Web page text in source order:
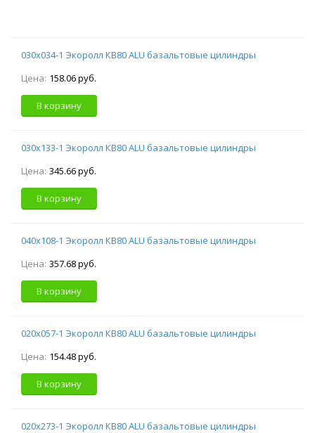
030х034-1 Экоролл КВ80 ALU базальтовые цилиндры
Цена: 158.06 руб.
В корзину
030х133-1 Экоролл КВ80 ALU базальтовые цилиндры
Цена: 345.66 руб.
В корзину
040х108-1 Экоролл КВ80 ALU базальтовые цилиндры
Цена: 357.68 руб.
В корзину
020х057-1 Экоролл КВ80 ALU базальтовые цилиндры
Цена: 154.48 руб.
В корзину
020х273-1 Экоролл КВ80 ALU базальтовые цилиндры